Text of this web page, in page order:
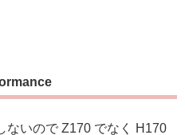
ないので Z170 でなく H170